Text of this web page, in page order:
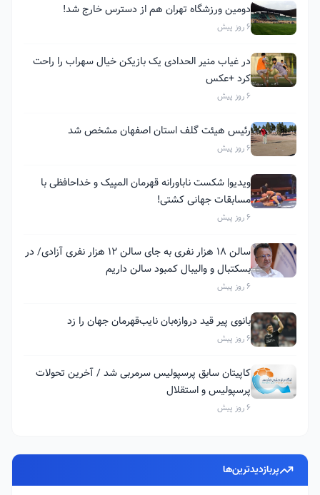
دومین ورزشگاه تهران هم از دسترس خارج شد!
6 روز پیش
در غیاب منیر الحدادی یک بازیکن خیال سهراب را راحت
کرد +عکس
6 روز پیش
رئیس هیئت گلف استان اصفهان مشخص شد
6 روز پیش
ویدیو| شکست ناباورانه قهرمان المپیک و خداحافظی با
مسابقات جهانی کشتی!
6 روز پیش
سالن ۱۸ هزار نفری به جای سالن ۱۲ هزار نفری آزادی/ در
بسکتبال و والیبال کمبود سالن داریم
6 روز پیش
بانوی پیر قید دروازه‌بان نایب‌قهرمان جهان را زد
6 روز پیش
کاپیتان سابق پرسپولیس سرمربی شد / آخرین تحولات
پرسپولیس و استقلال
6 روز پیش
پربازدیدترین‌ها